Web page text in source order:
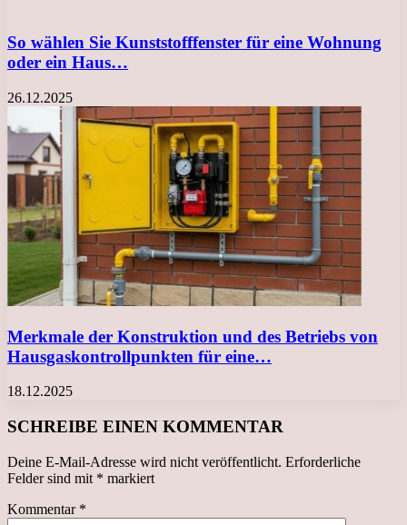
So wählen Sie Kunststofffenster für eine Wohnung
oder ein Haus…
26.12.2025
Merkmale der Konstruktion und des Betriebs von
Hausgaskontrollpunkten für eine…
18.12.2025
SCHREIBE EINEN KOMMENTAR
Deine E-Mail-Adresse wird nicht veröffentlicht. Erforderliche
Felder sind mit * markiert
Kommentar *